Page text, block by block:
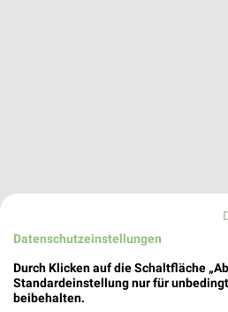
Datenschutzeinstellungen
Durch Klicken auf die Schaltfläche
Standardeinstellung nur für
beibehalten.